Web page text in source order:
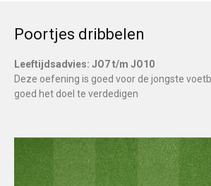
Poortjes dribbelen
Leeftijdsadvies: JO7 t/m JO10
Deze oefening is goed voor de jongste
goed het doel te verdedigen